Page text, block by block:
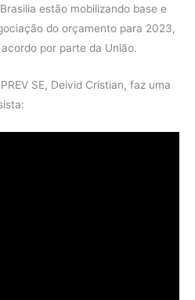
estão mobilizando base e
do orçamento para 2023,
por parte da União.
SE, Deivid Cristian, faz uma